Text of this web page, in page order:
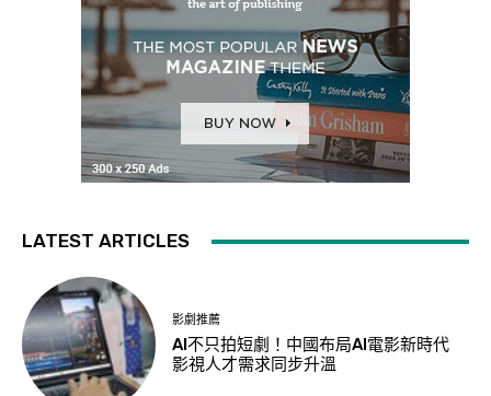
LATEST ARTICLES
影劇推薦
AI不只拍短劇！中國布局AI電影新時代
影視人才需求同步升溫